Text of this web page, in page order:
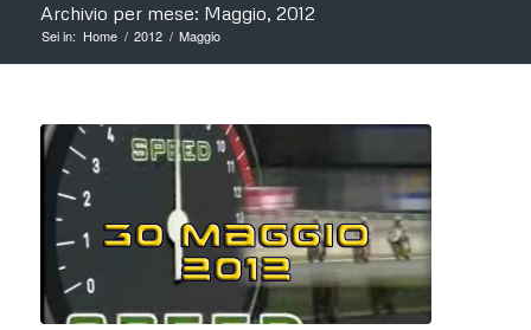
Archivio per mese: Maggio, 2012
Sei in: Home / 2012 / Maggio